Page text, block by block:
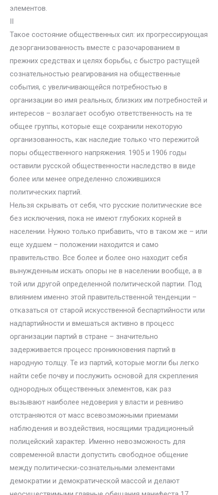
элементов.
II
Такое состояние общественных сил: их прогрессирующая
дезорганизованность вместе с разочарованием в
прежних средствах и целях борьбы, с быстро растущей
сознательностью реагирования на общественные
события, с увеличивающейся потребностью в
организации во имя реальных, близких им потребностей и
интересов – возлагает особую ответственность на те
общее группы, которые еще сохранили некоторую
организованность, как наследие только что пережитой
поры общественного напряжения. 1905 и 1906 годы
оставили русской общественности наследство в виде
более или менее определенно сложившихся
политических партий.
Нельзя скрывать от себя, что русские политические все
без исключения, пока не имеют глубоких корней в
населении. Нужно только прибавить, что в таком же – или
еще худшем – положении находится и само
правительство. Все более и более оно находит себя
вынужденным искать опоры не в населении вообще, а в
той или другой определенной политической партии. Под
влиянием именно этой правительственной тенденции –
отказаться от старой искусственной беспартийности или
надпартийности и вмешаться активно в процесс
организации партий в стране – значительно
задерживается процесс npoникновения партий в
народную толщу. Те из партий, которые могли бы легко
найти себе почву и послужить основой для скрепления
однородных общественных элементов, как раз
вызывают наиболее недоверия у власти и ревниво
отстраняются от масс всевозможными приемами
наблюдения и воздействия, носящими традиционный
полицейский характер. Именно невозможность для
современной власти допустить свободное общение
между политически-сознательными элементами
демократии и демократической массой и делают